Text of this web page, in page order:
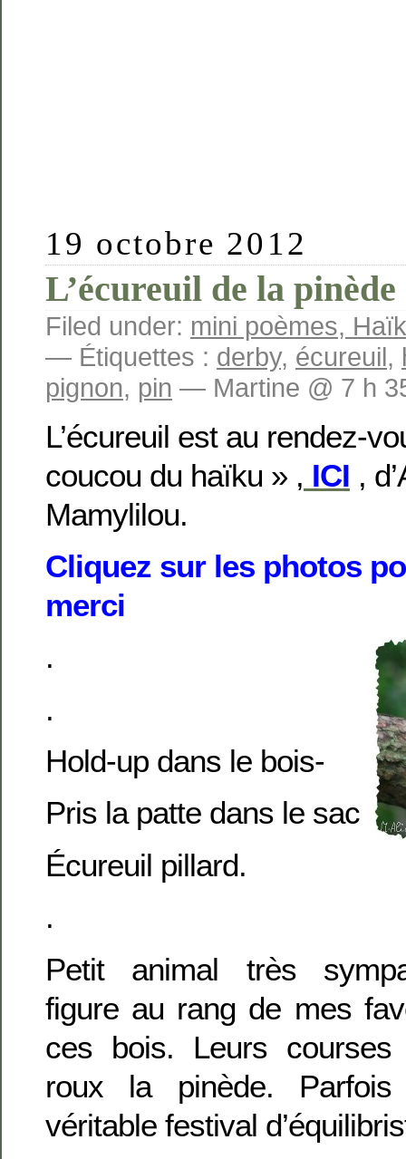
19 octobre 2012
L’écureuil de la pinède
Filed under: mini poèmes,
— Étiquettes : derby, écureuil,
pignon, pin — Martine @ 7 h
L’écureuil est au rendez-
coucou du haïku » , ICI ,
Mamylilou.
Cliquez sur les photos
merci
.
.
Hold-up dans le bois-
Pris la patte dans le sac
Écureuil pillard.
.
Petit animal très
figure au rang de mes
ces bois. Leurs courses
roux la pinède.
véritable festival